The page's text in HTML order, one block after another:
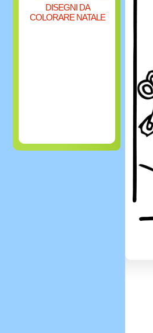
DISEGNI DA
COLORARE NATALE